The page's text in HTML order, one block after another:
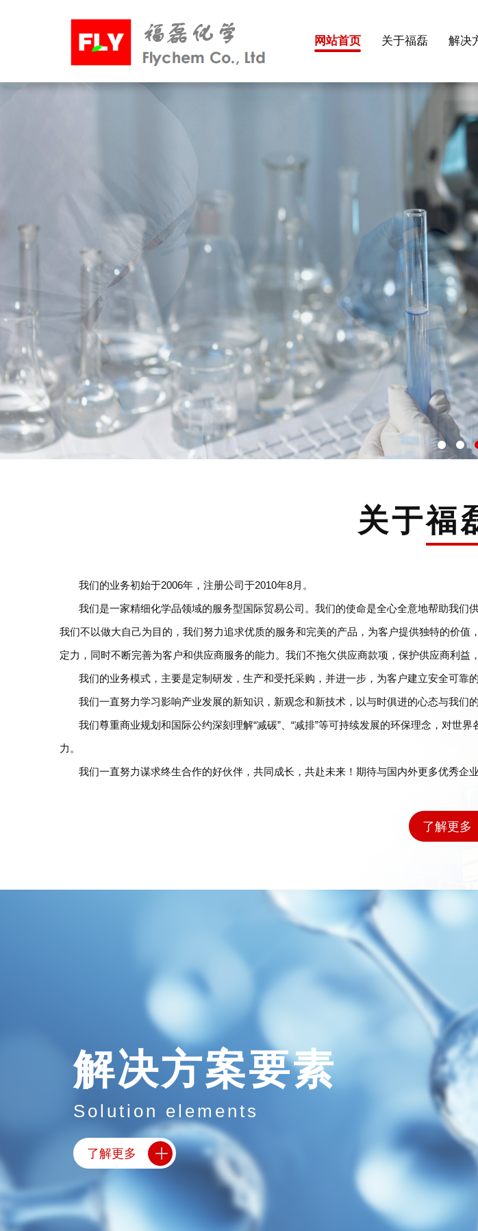
网站首页 关于福磊 解决
关于福
我们的业务初始于2006年，注册公司于2010年8月。
我们是一家精细化学品领域的服务型国际贸易公司。我们的使命是全心全意地帮助我们
我们不以做大自己为目的，我们努力追求优质的服务和完美的产品，为客户提供独特的价
定力，同时不断完善为客户和供应商服务的能力。我们不拖欠供应商款项，保护供应商利益
我们的业务模式，主要是定制研发，生产和受托采购，并进一步，为客户建立安全可靠的
我们一直努力学习影响产业发展的新知识，新观念和新技术，以与时俱进的心态与我们
我们尊重商业规划和国际公约深刻理解“减碳”、“减排”等可持续发展的环保理念，对世
力。
我们一直努力谋求终生合作的好伙伴，共同成长，共赴未来！期待与国内外更多优秀企业
了解更多
解决方案要素
Solution elements
了解更多